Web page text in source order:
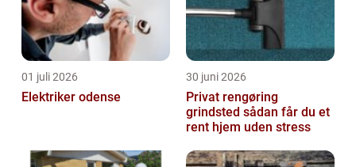
01 juli 2026
Elektriker odense
30 juni 2026
Privat rengøring
grindsted sådan får du et
rent hjem uden stress